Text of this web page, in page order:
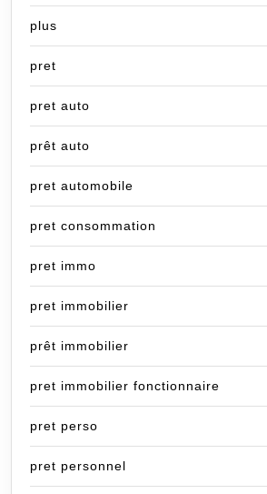
plus
pret
pret auto
prêt auto
pret automobile
pret consommation
pret immo
pret immobilier
prêt immobilier
pret immobilier fonctionnaire
pret perso
pret personnel